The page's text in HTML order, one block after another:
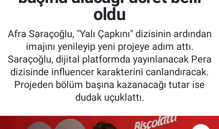
oldu
Afra Saraçoğlu, "Yalı Çapkını" dizisinin ardından
imajını yenileyip yeni projeye adım attı.
Saraçoğlu, dijital platformda yayınlanacak Pera
dizisinde influencer karakterini canlandıracak.
Projeden bölüm başına kazanacağı tutar ise
dudak uçuklattı.
Süper Lig Puan Durumu ve Fikstür
Tüm Manşetler
Son Dakika Haberleri
Haber Arşivi